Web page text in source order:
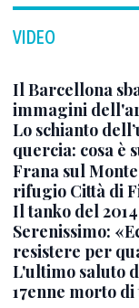
VIDEO
Il Barcellona
immagini
Lo schianto
quercia: cosa è
Frana sul
rifugio Città di
Il tanko del
Serenissimo:
resistere per
L'ultimo saluto
17enne morto